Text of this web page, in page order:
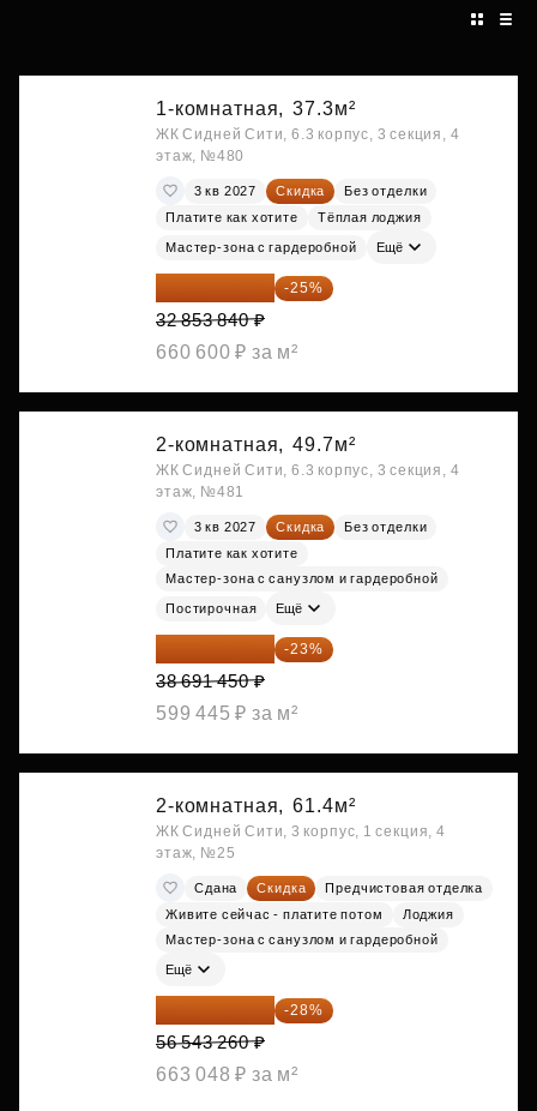
1-комнатная, 37.3м²
ЖК Сидней Сити, 6.3 корпус, 3 секция, 4
этаж, №480
3 кв 2027 Скидка
Без отделки
Платите как хотите
Тёплая лоджия
Мастер-зона с гардеробной Ещё
24 640 380 ₽ -25%
32 853 840 ₽
660 600 ₽ за м²
2-комнатная, 49.7м²
ЖК Сидней Сити, 6.3 корпус, 3 секция, 4
этаж, №481
3 кв 2027 Скидка
Без отделки
Платите как хотите
Мастер-зона с санузлом и гардеробной
Постирочная Ещё
29 792 417 ₽ -23%
38 691 450 ₽
599 445 ₽ за м²
2-комнатная, 61.4м²
ЖК Сидней Сити, 3 корпус, 1 секция, 4
этаж, №25
Сдана Скидка
Предчистовая отделка
Живите сейчас - платите потом
Лоджия
Мастер-зона с санузлом и гардеробной
Ещё
40 711 147 ₽ -28%
56 543 260 ₽
663 048 ₽ за м²